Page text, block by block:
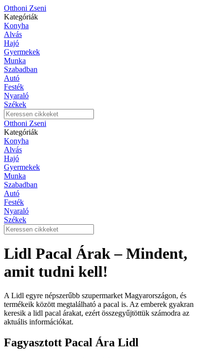
Otthoni Zseni
Kategóriák
Konyha
Alvás
Hajó
Gyermekek
Munka
Szabadban
Autó
Festék
Nyaraló
Székek
Otthoni Zseni
Kategóriák
Konyha
Alvás
Hajó
Gyermekek
Munka
Szabadban
Autó
Festék
Nyaraló
Székek
Lidl Pacal Árak – Mindent,
amit tudni kell!
A Lidl egyre népszerűbb szupermarket Magyarországon, és
termékeik között megtalálható a pacal is. Az emberek gyakran
keresik a lidl pacal árakat, ezért összegyűjtöttük számodra az
aktuális információkat.
Fagyasztott Pacal Ára Lidl